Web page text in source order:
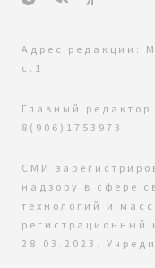
Адрес редакции:
с.1
Главный
8(906)1753973
СМИ
надзору в сфере
технологий и
28.03.2023.